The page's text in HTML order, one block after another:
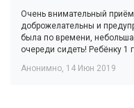
Очень внимательный
доброжелательны и
была по времени,
очереди сидеть! Ребёнку 1
Анонимно, 14 Июн 2019